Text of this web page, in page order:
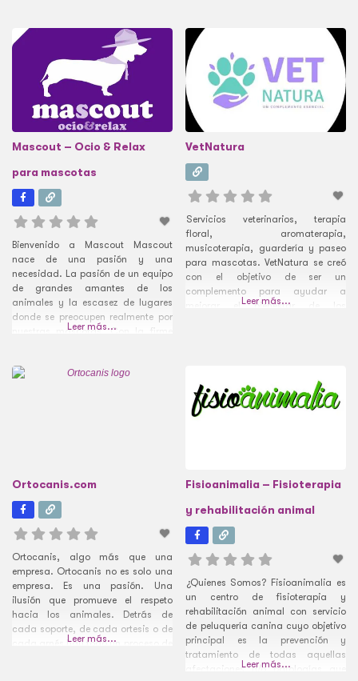
los caballos, una pista exterior
grande para montar y un circuito
de obstáculos naturales que
estado siempre presentes en los
momentos más felices y en las
situaciones más complicadas de
mi
Mascout – Ocio & Relax
para mascotas
Bienvenido a Mascout Mascout
nace de una pasión y una
necesidad. La pasión de un equipo
de grandes amantes de los
animales y la escasez de lugares
donde se preocupen realmente por
nuestras mascotas. Con la firme
este proyecto basándonos en una
Leer más...
VetNatura
Servicios veterinarios, terapia
floral, aromaterapia,
musicoterapia, guardería y paseo
para mascotas. VetNatura se creó
con el objetivo de ser un
complemento para ayudar a
mejorar el bienestar de los
musicoterapia para animales
ofrecen los servicios de guardería
de
Leer más...
Ortocanis.com
Ortocanis, algo más que una
empresa. Ortocanis no es solo una
empresa. Es una pasión. Una
ilusión que promueve el respeto
hacia los animales. Detrás de
cada soporte, de cada ortesis o de
cada arnés hay todo un proceso de
Leer más...
Fisioanimalia – Fisioterapia
y rehabilitación animal
¿Quienes Somos? Fisioanimalia es
un centro de fisioterapia y
rehabilitación animal con servicio
de peluquería canina cuyo objetivo
principal es la prevención y
tratamiento de todas aquellas
afectaciones y/o patologías que
Leer más...